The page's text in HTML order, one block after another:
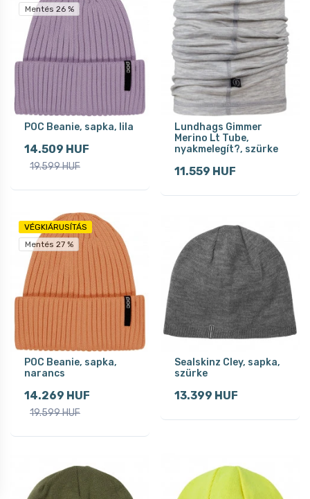
Mentés 26 %
POC Beanie, sapka, lila
14.509 HUF
19.599 HUF
Lundhags Gimmer
Merino Lt Tube,
nyakmelegít?, szürke
11.559 HUF
VÉGKIÁRUSÍTÁS
Mentés 27 %
POC Beanie, sapka,
narancs
14.269 HUF
19.599 HUF
Sealskinz Cley, sapka,
szürke
13.399 HUF